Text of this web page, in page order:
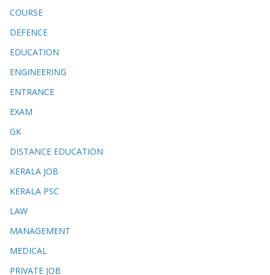
COURSE
DEFENCE
EDUCATION
ENGINEERING
ENTRANCE
EXAM
GK
DISTANCE EDUCATION
KERALA JOB
KERALA PSC
LAW
MANAGEMENT
MEDICAL
PRIVATE JOB